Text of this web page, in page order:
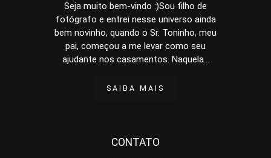
Seja muito bem-vindo :)Sou filho de
fotógrafo e entrei nesse universo ainda
bem novinho, quando o Sr. Toninho, meu
pai, começou a me levar como seu
ajudante nos casamentos. Naquela...
SAIBA MAIS
CONTATO